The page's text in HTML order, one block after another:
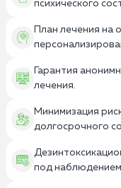
психического
План лечения на
Гарантия
лечения.
Минимизация
долгосрочного
под